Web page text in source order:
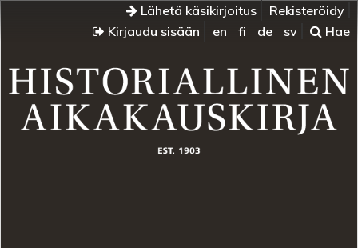
Lähetä käsikirjoitus
Rekisteröidy
Kirjaudu sisään
en fi de sv Hae